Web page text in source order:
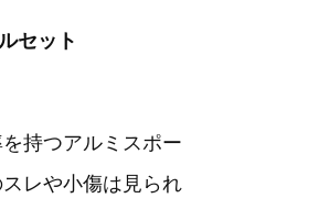
セット
持つアルミスポー
レや小傷は見られ